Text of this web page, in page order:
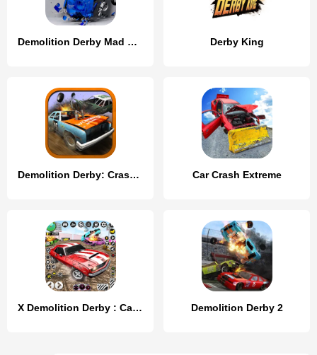
Demolition Derby Mad Car Crash Derby King
Demolition Derby: Crash Racing Car Crash Extreme
X Demolition Derby : Car Games Demolition Derby 2